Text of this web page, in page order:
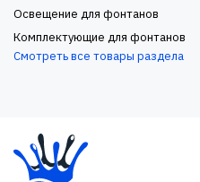
Освещение для фонтанов
Комплектующие для фонтанов
Смотреть все товары раздела